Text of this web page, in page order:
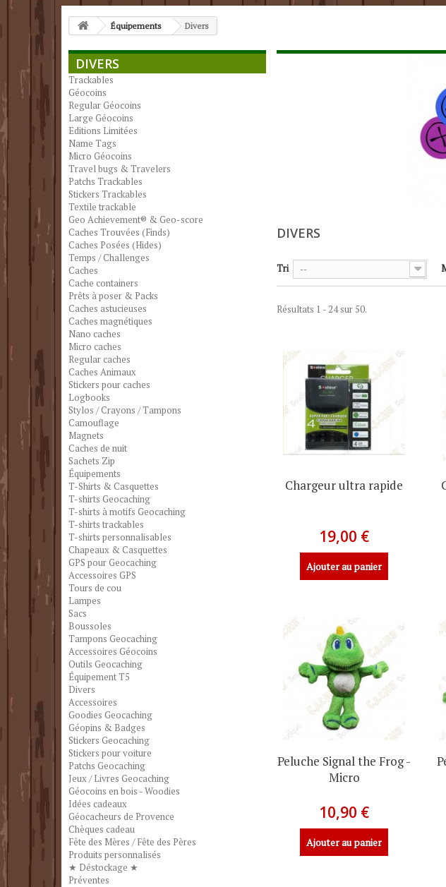
Équipements Divers
DIVERS
Trackables
Géocoins
Regular Géocoins
Large Géocoins
Editions Limitées
Name Tags
Micro Géocoins
Travel bugs & Travelers
Patchs Trackables
Stickers Trackables
Textile trackable
Geo Achievement® & Geo-score
Caches Trouvées (Finds)
Caches Posées (Hides)
Temps / Challenges
Caches
Cache containers
Prêts à poser & Packs
Caches astucieuses
Caches magnétiques
Nano caches
Micro caches
Regular caches
Caches Animaux
Stickers pour caches
Logbooks
Stylos / Crayons / Tampons
Camouflage
Magnets
Caches de nuit
Sachets Zip
Équipements
T-Shirts & Casquettes
T-shirts Geocaching
T-shirts à motifs Geocaching
T-shirts trackables
T-shirts personnalisables
Chapeaux & Casquettes
GPS pour Geocaching
Accessoires GPS
Tours de cou
Lampes
Sacs
Boussoles
Tampons Geocaching
Accessoires Géocoins
Outils Geocaching
Équipement T5
Divers
Accessoires
Goodies Geocaching
Géopins & Badges
Stickers Geocaching
Stickers pour voiture
Patchs Geocaching
Jeux / Livres Geocaching
Géocoins en bois - Woodies
Idées cadeaux
Géocacheurs de Provence
Chèques cadeau
Fête des Mères / Fête des Pères
Produits personnalisés
★ Déstockage ★
Préventes
DIVERS
Tri --
Résultats 1 - 24 sur 50.
Chargeur ultra rapide
19,00 €
Ajouter au panier
Peluche Signal the Frog -
Micro
10,90 €
Ajouter au panier